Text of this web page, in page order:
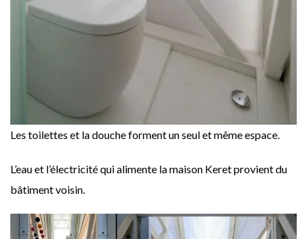
Les toilettes et la douche forment un seul et même espace.
L’eau et l’électricité qui alimente la maison Keret provient du
bâtiment voisin.